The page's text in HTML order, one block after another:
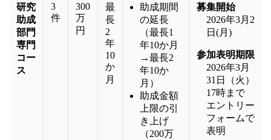
研究
助成
部門
専門
コー
ス
3
件
300
万
円
最
長
2
年
10
か
月
助成期間
の延長
（最長1
年10か月
→最長2
年10か
月）
助成金額
上限の引
き上げ
（200万
募集開始
2026年3月2
日(月)
参加表明期限
2026年3月
31日（火）
17時まで
エントリー
フォームで
表明